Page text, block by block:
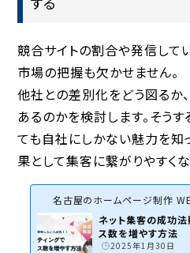
競合サイトの割合や発信して
市場の把握も欠かせません。
他社との差別化をどう図るか
あるのかを検討します。そう
ても自社にしかない魅力を知
果として集客に繋がりやすくな
名古屋のホームページ制作
ネット集客の成功法
ス数を増やす方法
2025年1月30日